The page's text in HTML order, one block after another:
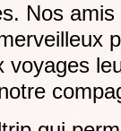
Nos